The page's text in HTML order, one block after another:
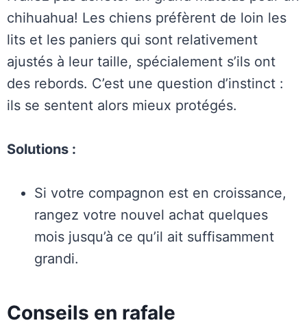
chihuahua! Les chiens préfèrent de loin les
lits et les paniers qui sont relativement
ajustés à leur taille, spécialement s’ils ont
des rebords. C’est une question d’instinct :
ils se sentent alors mieux protégés.
Solutions :
Si votre compagnon est en croissance,
rangez votre nouvel achat quelques
mois jusqu’à ce qu’il ait suffisamment
grandi.
Conseils en rafale